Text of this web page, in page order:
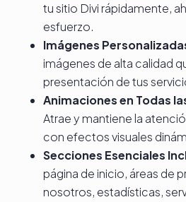
tu sitio Divi rápidamente,
esfuerzo.
Imágenes
imágenes de alta calidad
presentación de tus
Animaciones en Todas
Atrae y mantiene la
con efectos visuales
Secciones Esenciales
página de inicio, áreas de
nosotros, estadísticas,